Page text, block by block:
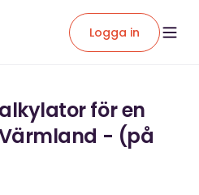
Logga in
för en
- (på